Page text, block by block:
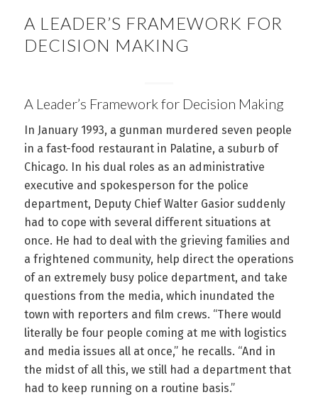
A LEADER’S FRAMEWORK FOR
DECISION MAKING
A Leader’s Framework for Decision Making
In January 1993, a gunman murdered seven people
in a fast-food restaurant in Palatine, a suburb of
Chicago. In his dual roles as an administrative
executive and spokesperson for the police
department, Deputy Chief Walter Gasior suddenly
had to cope with several different situations at
once. He had to deal with the grieving families and
a frightened community, help direct the operations
of an extremely busy police department, and take
questions from the media, which inundated the
town with reporters and film crews. “There would
literally be four people coming at me with logistics
and media issues all at once,” he recalls. “And in
the midst of all this, we still had a department that
had to keep running on a routine basis.”